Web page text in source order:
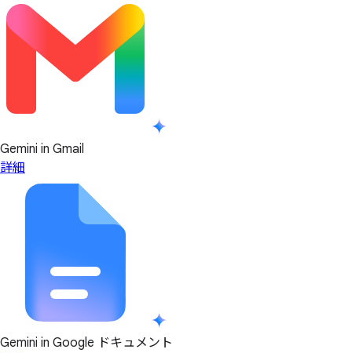
Gemini in Gmail
詳細
Gemini in Google ドキュメント